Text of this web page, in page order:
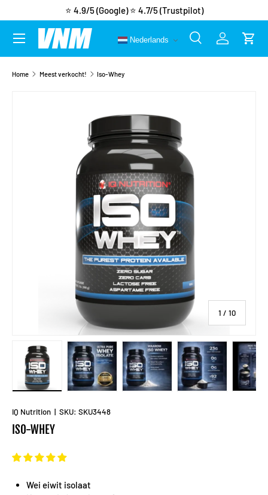
Ga naar inhoud
⭐ 4.9/5 (Google) ⭐ 4.7/5 (Trustpilot)
Zoeken
ZoekenInloggen
Nederlands
Menu
Home Meest verkocht! Iso-Whey
1 / van
10
IQ Nutrition | SKU: SKU3448
ISO-WHEY
Wei eiwit isolaat